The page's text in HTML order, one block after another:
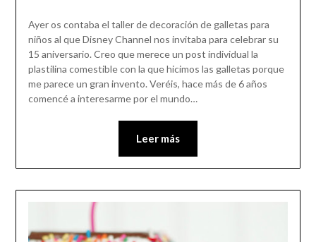
Ayer os contaba el taller de decoración de galletas para
niños al que Disney Channel nos invitaba para celebrar su
15 aniversario. Creo que merece un post individual la
plastilina comestible con la que hicimos las galletas porque
me parece un gran invento. Veréis, hace más de 6 años
comencé a interesarme por el mundo…
Leer más